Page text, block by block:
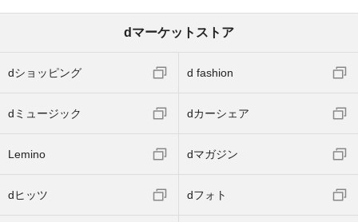
dマーケットストア
dショッピング d fashion
dミュージック dカーシェア
Lemino dマガジン
dヒッツ dフォト